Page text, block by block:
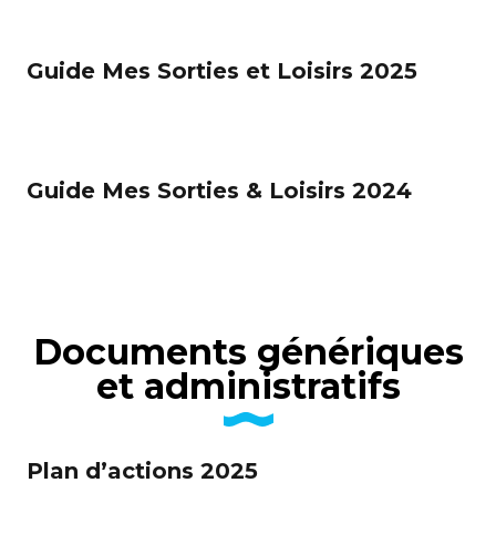
Guide Mes Sorties et Loisirs 2025
Guide Mes Sorties & Loisirs 2024
Documents génériques
et administratifs
Plan d’actions 2025